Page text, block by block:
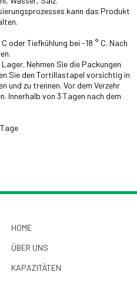
kann das Produkt
oder Tiefkühlung bei -18 ° C. Nach
Nehmen Sie die Packungen
Sie den Tortillastapel vorsichtig in
und zu trennen. Vor dem Verzehr
Innerhalb von 3 Tagen nach dem
HOME
ÜBER UNS
KAPAZITÄTEN